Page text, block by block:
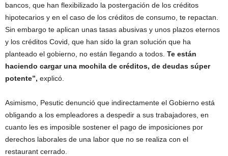
bancos, que han flexibilizado la postergación de los créditos
hipotecarios y en el caso de los créditos de consumo, te repactan.
Sin embargo te aplican unas tasas abusivas y unos plazos eternos
y los créditos Covid, que han sido la gran solución que ha
planteado el gobierno, no están llegando a todos. Te están
haciendo cargar una mochila de créditos, de deudas súper
potente”, explicó.
Asimismo, Pesutic denunció que indirectamente el Gobierno está
obligando a los empleadores a despedir a sus trabajadores, en
cuanto les es imposible sostener el pago de imposiciones por
derechos laborales de una labor que no se realiza con el
restaurant cerrado.